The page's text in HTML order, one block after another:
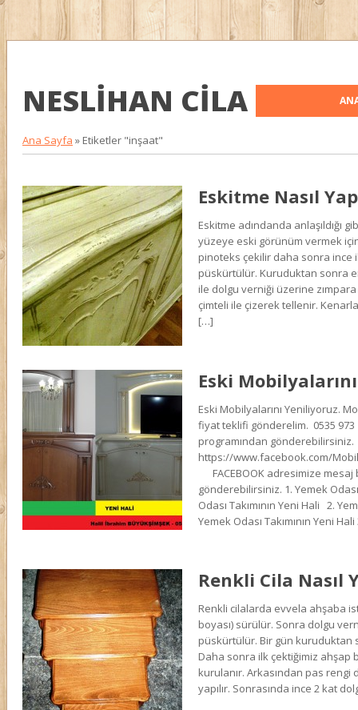
NESLIHAN CILA
Ana Sayfa » Etiketler "inşaat"
Eskitme Nasıl
Eskitme adındanda anlaşıldığı
yüzeye eski görünüm vermek
pinoteks çekilir daha sonra ince
püskürtülür. Kuruduktan sonra
ile dolgu verniği üzerine zımpara
çimteli ile çizerek tellenir.
[…]
Eski
Eski Mobilyalarını Yeniliyoruz.
fiyat teklifi gönderelim. 0535
programından gönderebilirsiniz.
https://www.facebook.com/
FACEBOOK adresimize mesaj
gönderebilirsiniz. 1. Yemek
Odası Takımının Yeni Hali 2.
Yemek Odası Takımının Yeni
Renkli Cila Nasıl
Renkli cilalarda evvela ahşaba
boyası) sürülür. Sonra dolgu
püskürtülür. Bir gün kuruduktan
Daha sonra ilk çektiğimiz ahşap
kurulanır. Arkasından pas
yapılır. Sonrasında ince 2 kat